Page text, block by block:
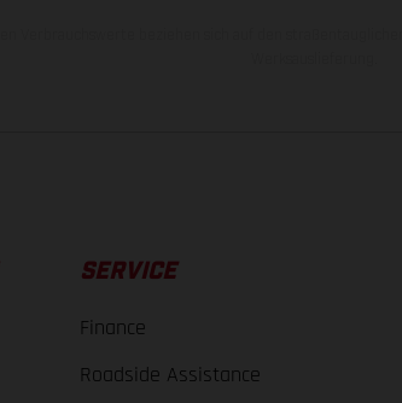
SERVICE
Finance
Roadside Assistance